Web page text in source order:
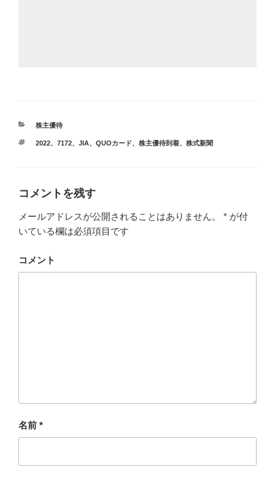
カ
ゴ
株主優待
タ
2022、 7172、 JIA、 QUOカード、 株主優待到着、 株式新聞
コメントを残す
メールアドレスが公開されることはありません。 * が付
いている欄は必須項目です
コメント
名前 *